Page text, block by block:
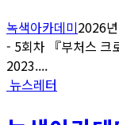
녹색아카데미2026
- 5회차 『부처스 크
2023....
뉴스레터